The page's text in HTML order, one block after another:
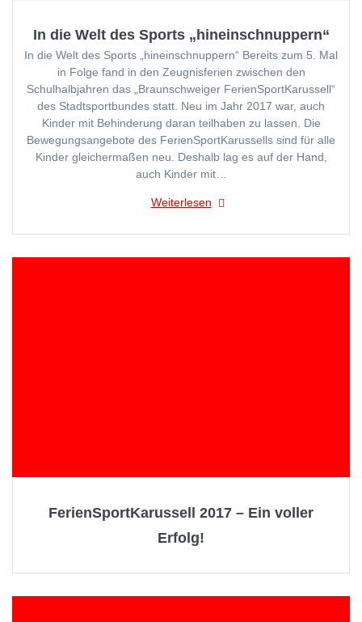
In die Welt des Sports „hineinschnuppern“
In die Welt des Sports „hineinschnuppern“ Bereits zum 5. Mal
in Folge fand in den Zeugnisferien zwischen den
Schulhalbjahren das „Braunschweiger FerienSportKarussell“
des Stadtsportbundes statt. Neu im Jahr 2017 war, auch
Kinder mit Behinderung daran teilhaben zu lassen. Die
Bewegungsangebote des FerienSportKarussells sind für alle
Kinder gleichermaßen neu. Deshalb lag es auf der Hand,
auch Kinder mit…
Weiterlesen
FerienSportKarussell 2017 – Ein voller
Erfolg!